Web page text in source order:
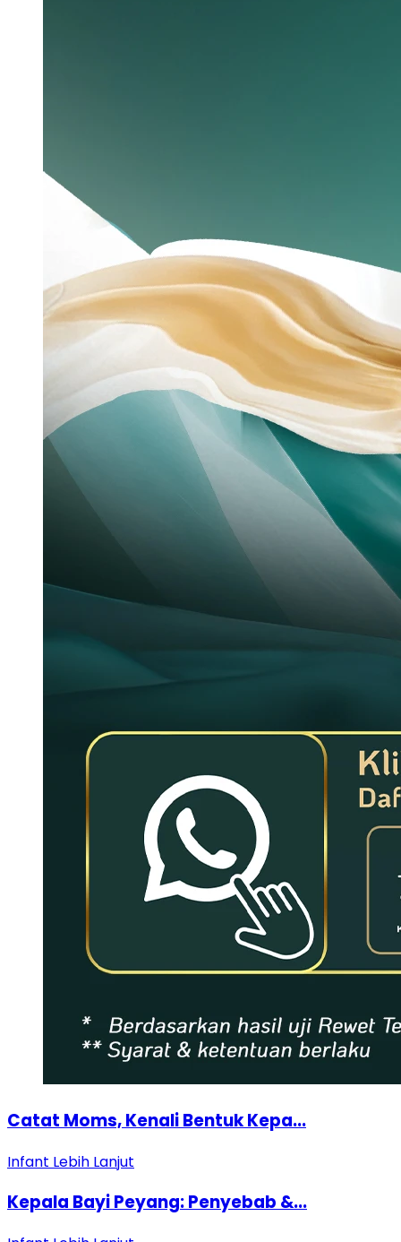
Catat Moms, Kenali Bentuk Kepa...
Infant Lebih Lanjut
Kepala Bayi Peyang: Penyebab &...